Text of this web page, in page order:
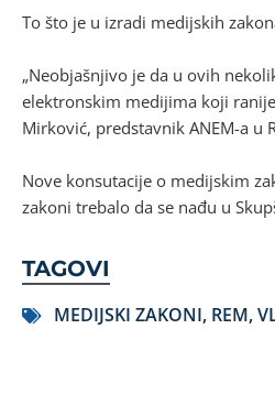
To što je u izradi medijskih
„Neobjašnjivo je da u ovih
elektronskim medijima koji
Mirković, predstavnik ANEM-a u
Nove konsutacije o medijskim
zakoni trebalo da se nađu u
TAGOVI
MEDIJSKI ZAKONI, REM,